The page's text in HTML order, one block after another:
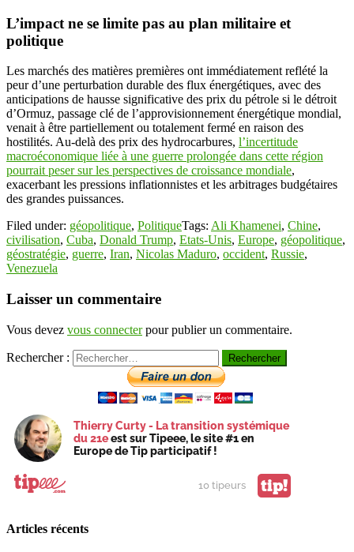
L’impact ne se limite pas au plan militaire et
politique
Les marchés des matières premières ont immédiatement reflété la
peur d’une perturbation durable des flux énergétiques, avec des
anticipations de hausse significative des prix du pétrole si le détroit
d’Ormuz, passage clé de l’approvisionnement énergétique mondial,
venait à être partiellement ou totalement fermé en raison des
hostilités. Au-delà des prix des hydrocarbures, l’incertitude
macroéconomique liée à une guerre prolongée dans cette région
pourrait peser sur les perspectives de croissance mondiale,
exacerbant les pressions inflationnistes et les arbitrages budgétaires
des grandes puissances.
Filed under: géopolitique, PolitiqueTags: Ali Khamenei, Chine,
civilisation, Cuba, Donald Trump, Etats-Unis, Europe, géopolitique,
géostratégie, guerre, Iran, Nicolas Maduro, occident, Russie,
Venezuela
Laisser un commentaire
Vous devez vous connecterpour publier un commentaire.
Rechercher :
Thierry Curty - La transition systémique
du 21eest sur Tipeee, le site #1 en
Europe de Tip participatif !
10 tipeurs tip!
Articles récents